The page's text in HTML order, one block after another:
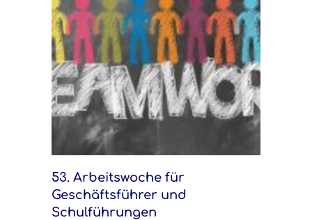
53. Arbeitswoche für
Geschäftsführer und
Schulführungen